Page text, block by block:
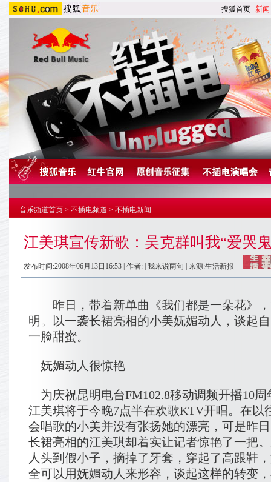
搜狐首页-新闻
音乐频道首页 > 不插电频道 > 不插电新闻
江美琪宣传新歌：吴克群叫我“爱哭
发布时间:2008年06月13日16:53 | 作者: | 我来说两句 | 来源:生活新报
昨日，带着新单曲《我们都是一朵花》，
明。以一袭长裙亮相的小美妩媚动人，谈起
一脸甜蜜。
妩媚动人很惊艳
为庆祝昆明电台FM102.8移动调频开播10周
江美琪将于今晚7点半在欢歌KTV开唱。在以
会唱歌的小美并没有张扬她的漂亮，可是昨
长裙亮相的江美琪却着实让记者惊艳了一把
人头到假小子，摘掉了牙套，穿起了高跟鞋
全可以用妩媚动人来形容，谈起这样的转变